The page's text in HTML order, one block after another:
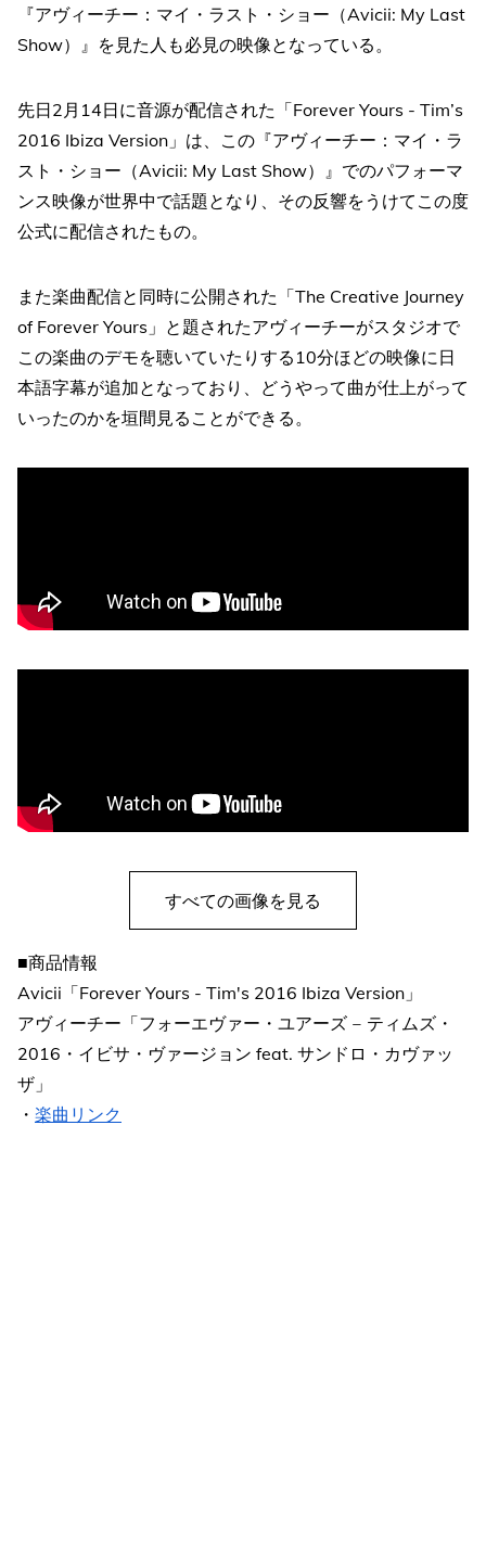
『アヴィーチー：マイ・ラスト・ショー（Avicii: My Last
Show）』を見た人も必見の映像となっている。
先日2月14日に音源が配信された「Forever Yours - Tim’s
2016 Ibiza Version」は、この『アヴィーチー：マイ・ラ
スト・ショー（Avicii: My Last Show）』でのパフォーマ
ンス映像が世界中で話題となり、その反響をうけてこの度
公式に配信されたもの。
また楽曲配信と同時に公開された「The Creative Journey
of Forever Yours」と題されたアヴィーチーがスタジオで
この楽曲のデモを聴いていたりする10分ほどの映像に日
本語字幕が追加となっており、どうやって曲が仕上がって
いったのかを垣間見ることができる。
すべての画像を見る
■商品情報
Avicii「Forever Yours - Tim's 2016 Ibiza Version」
アヴィーチー「フォーエヴァー・ユアーズ ‒ ティムズ・
2016・イビサ・ヴァージョン feat. サンドロ・カヴァッ
ザ」
・ 楽曲リンク